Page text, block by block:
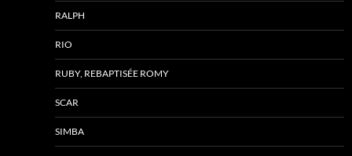
RALPH
RIO
RUBY, REBAPTISÉE ROMY
SCAR
SIMBA